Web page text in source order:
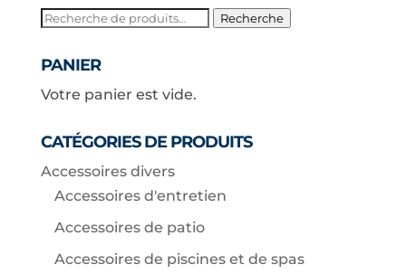
Recherche
Recherche
PANIER
Votre panier est vide.
CATÉGORIES DE PRODUITS
Accessoires divers
Accessoires d'entretien
Accessoires de patio
Accessoires de piscines et de spas